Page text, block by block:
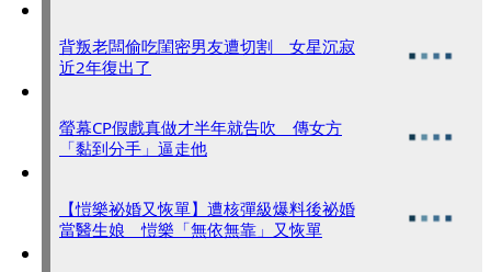
背叛老闆偷吃閨密男友遭切割 女星沉寂
近2年復出了
螢幕CP假戲真做才半年就告吹 傳女方
「黏到分手」逼走他
【愷樂祕婚又恢單】遭核彈級爆料後祕婚
當醫生娘 愷樂「無依無靠」又恢單